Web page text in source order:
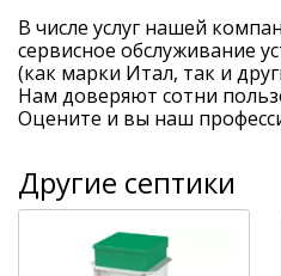
В числе услуг нашей
сервисное обслуживание
(как марки Итал, так и
Нам доверяют сотни
Оцените и вы наш
Другие септики